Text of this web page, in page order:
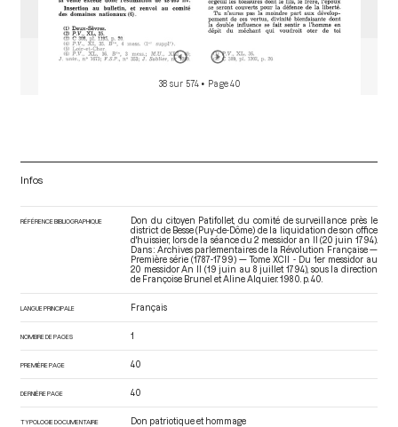
38 sur 574 • Page 40
Infos
RÉFÉRENCE BIBLIOGRAPHIQUE
Don du citoyen Patifollet, du comité de surveillance près le
district de Besse (Puy-de-Dôme) de la liquidation de son office
d'huissier, lors de la séance du 2 messidor an II (20 juin 1794).
Dans : Archives parlementaires de la Révolution Française —
Première série (1787-1799) — Tome XCII - Du 1er messidor au
20 messidor An II (19 juin au 8 juillet 1794), sous la direction
de Françoise Brunel et Aline Alquier. 1980. p. 40.
LANGUE PRINCIPALE Français
NOMBRE DE PAGES 1
PREMIÈRE PAGE 40
DERNIÈRE PAGE 40
TYPOLOGIE DOCUMENTAIRE Don patriotique et hommage